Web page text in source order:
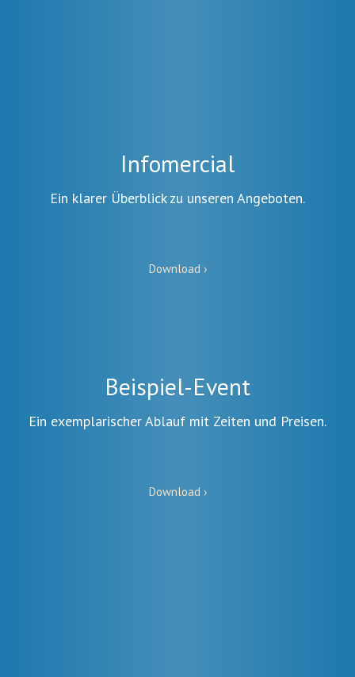
Infomercial
Ein klarer Überblick zu unseren Angeboten.
Download ›
Beispiel-Event
Ein exemplarischer Ablauf mit Zeiten und Preisen.
Download ›